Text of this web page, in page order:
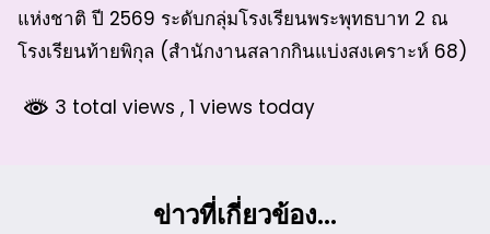
แห่งชาติ ปี 2569 ระดับกลุ่มโรงเรียนพระพุทธบาท 2 ณ
โรงเรียนท้ายพิกุล (สำนักงานสลากกินแบ่งสงเคราะห์ 68)
3 total views , 1 views today
ข่าวที่เกี่ยวข้อง...